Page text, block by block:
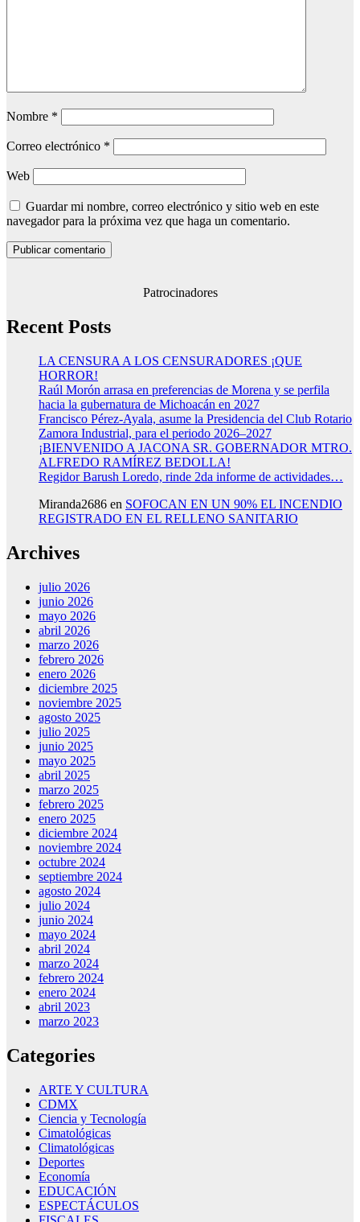
Nombre *
Correo electrónico *
Web
Guardar mi nombre, correo electrónico y sitio web en este
navegador para la próxima vez que haga un comentario.
Patrocinadores
Recent Posts
LA CENSURA A LOS CENSURADORES ¡QUE
HORROR!
Raúl Morón arrasa en preferencias de Morena y se perfila
hacia la gubernatura de Michoacán en 2027
Francisco Pérez-Ayala, asume la Presidencia del Club Rotario
Zamora Industrial, para el periodo 2026–2027
¡BIENVENIDO A JACONA SR. GOBERNADOR MTRO.
ALFREDO RAMÍREZ BEDOLLA!
Regidor Barush Loredo, rinde 2da informe de actividades…
Miranda2686 en SOFOCAN EN UN 90% EL INCENDIO
REGISTRADO EN EL RELLENO SANITARIO
Archives
julio 2026
junio 2026
mayo 2026
abril 2026
marzo 2026
febrero 2026
enero 2026
diciembre 2025
noviembre 2025
agosto 2025
julio 2025
junio 2025
mayo 2025
abril 2025
marzo 2025
febrero 2025
enero 2025
diciembre 2024
noviembre 2024
octubre 2024
septiembre 2024
agosto 2024
julio 2024
junio 2024
mayo 2024
abril 2024
marzo 2024
febrero 2024
enero 2024
abril 2023
marzo 2023
Categories
ARTE Y CULTURA
CDMX
Ciencia y Tecnología
Cimatológicas
Climatológicas
Deportes
Economía
EDUCACIÓN
ESPECTÁCULOS